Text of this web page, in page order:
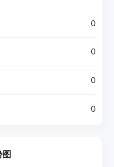
0
0
0
0
图